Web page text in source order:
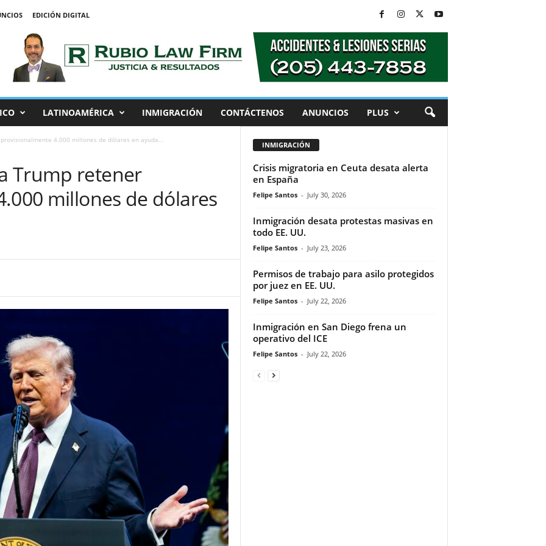
EDICIÓN DIGITAL
LATINOAMÉRICA INMIGRACIÓN CONTÁCTENOS ANUNCIOS PLUS
4.000 millones de dólares en ayuda...
Trump retener
millones de dólares
INMIGRACIÓN
Crisis migratoria en Ceuta desata alerta
en España
Felipe Santos - July 30, 2026
Inmigración desata protestas masivas en
todo EE. UU.
Felipe Santos - July 23, 2026
Permisos de trabajo para asilo protegidos
por juez en EE. UU.
Felipe Santos - July 22, 2026
Inmigración en San Diego frena un
operativo del ICE
Felipe Santos - July 22, 2026